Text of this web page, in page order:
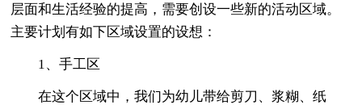
层面和生活经验的提高，需要创设一些新的活动区域。
主要计划有如下区域设置的设想：
1、手工区
在这个区域中，我们为幼儿带给剪刀、浆糊、纸